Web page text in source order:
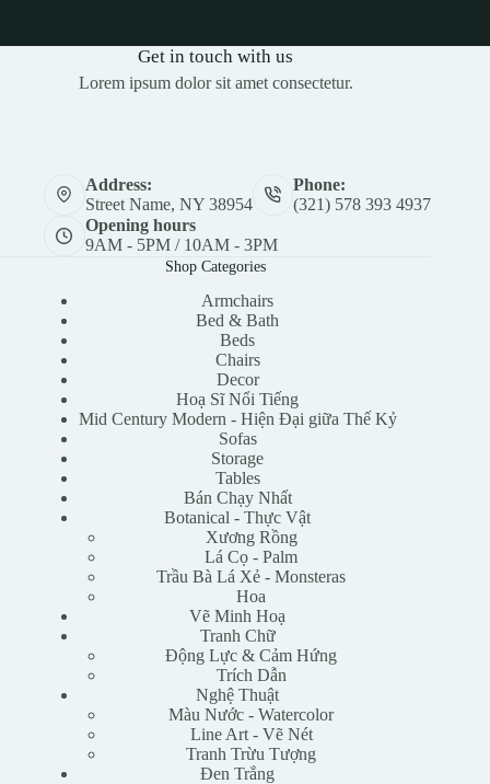
Get in touch with us
Lorem ipsum dolor sit amet consectetur.
Address:
Street Name, NY 38954
Phone:
(321) 578 393 4937
Opening hours
9AM - 5PM / 10AM - 3PM
Shop Categories
Armchairs
Bed & Bath
Beds
Chairs
Decor
Hoạ Sĩ Nổi Tiếng
Mid Century Modern - Hiện Đại giữa Thế Kỷ
Sofas
Storage
Tables
Bán Chạy Nhất
Botanical - Thực Vật
Xương Rồng
Lá Cọ - Palm
Trầu Bà Lá Xẻ - Monsteras
Hoa
Vẽ Minh Hoạ
Tranh Chữ
Động Lực & Cảm Hứng
Trích Dẫn
Nghệ Thuật
Màu Nước - Watercolor
Line Art - Vẽ Nét
Tranh Trừu Tượng
Đen Trắng